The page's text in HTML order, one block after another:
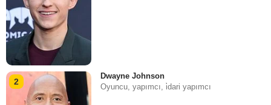
2
Dwayne Johnson
Oyuncu, yapımcı, i̇dari yapımcı